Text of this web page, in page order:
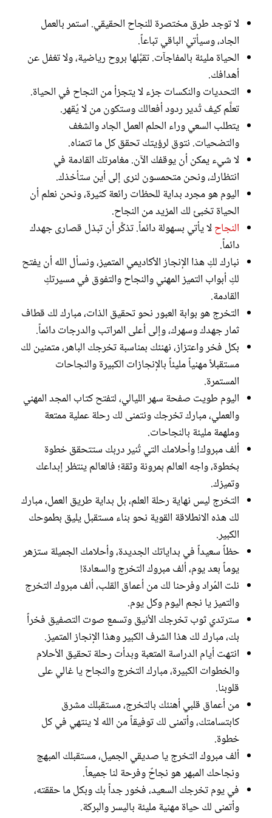
لا توجد طرق مختصرة للنجاح الحقيقي. استمر بالعمل
الجاد، وسيأتي الباقي تباعاً.
الحياة مليئة بالمفاجآت. تقبَّلها بروح رياضية، ولا تغفل عن
أهدافك.
التحديات والنكسات جزء لا يتجزأ من النجاح في الحياة.
تعلَّم كيف تُدير ردود أفعالك وستكون من لا يُقهر.
يتطلب السعي وراء الحلم العمل الجاد والشغف
والتضحيات. نتوق لرؤيتك تحقق كل ما تتمناه.
لا شيء يمكن أن يوقفك الآن. مغامرتك القادمة في
انتظارك، ونحن متحمسون لنرى إلى أين ستأخذك.
اليوم هو مجرد بداية للحظات رائعة كثيرة، ونحن نعلم أن
الحياة تخبئ لك المزيد من النجاح.
النجاحلا يأتي بسهولة دائماً. تذكَّر أن تبذل قصارى جهدك
دائماً.
نبارك لكِ هذا الإنجاز الأكاديمي المتميز، ونسأل الله أن يفتح
لكِ أبواب التميز المهني والنجاح والتفوق في مسيرتكِ
القادمة.
التخرج هو بوابة العبور نحو تحقيق الذات، مبارك لك قطاف
ثمار جهدك وسهرك، وإلى أعلى المراتب والدرجات دائماً.
بكل فخر واعتزاز، نهنئك بمناسبة تخرجك الباهر، متمنين لك
مستقبلاً مهنياً مليئاً بالإنجازات الكبيرة والنجاحات
المستمرة.
اليوم طويت صفحة سهر الليالي، لتفتح كتاب المجد المهني
والعملي، مبارك تخرجك ونتمنى لك رحلة عملية ممتعة
وملهمة مليئة بالنجاحات.
ألف مبروك! وأحلامك التي تُنير دربك ستتحقق خطوة
بخطوة، واجه العالم بمرونة وثقة؛ فالعالم ينتظر إبداعك
وتميزك.
التخرج ليس نهاية رحلة العلم، بل بداية طريق العمل، مبارك
لك هذه الانطلاقة القوية نحو بناء مستقبل يليق بطموحك
الكبير.
حظاً سعيداً في بداياتك الجديدة، وأحلامك الجميلة ستزهر
يوماً بعد يوم، ألف مبروك التخرج والسعادة!
نلت المُراد وفرحنا لك من أعماق القلب، ألف مبروك التخرج
والتميز يا نجم اليوم وكل يوم.
سترتدي ثوب تخرجك الأنيق وتسمع صوت التصفيق فخراً
بك، مبارك لك هذا الشرف الكبير وهذا الإنجاز المتميز.
انتهت أيام الدراسة المتعبة وبدأت رحلة تحقيق الأحلام
والخطوات الكبيرة، مبارك التخرج والنجاح يا غالي على
قلوبنا.
من أعماق قلبي أهنئك بالتخرج، مستقبلك مشرق
كابتسامتك، وأتمنى لك توفيقاً من الله لا ينتهي في كل
خطوة.
ألف مبروك التخرج يا صديقي الجميل، مستقبلك المبهج
ونجاحك المبهر هو نجاحٌ وفرحة لنا جميعاً.
في يوم تخرجك السعيد، فخور جداً بك وبكل ما حققته،
وأتمنى لك حياة مهنية مليئة باليسر والبركة.